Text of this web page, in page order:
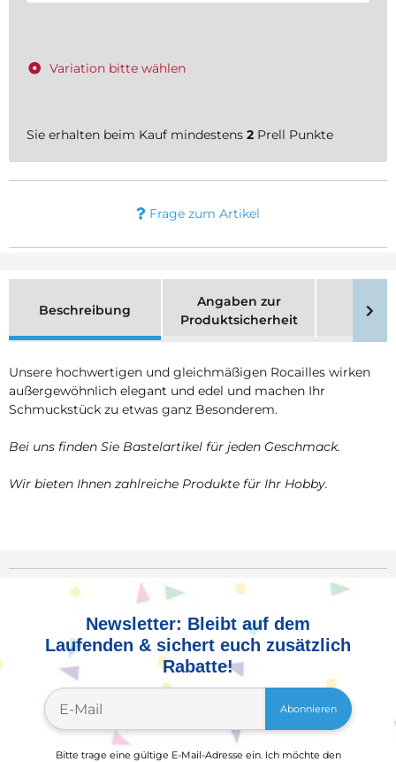
Variation bitte wählen
Sie erhalten beim Kauf mindestens 2 Prell Punkte
Frage zum Artikel
Beschreibung
Angaben zur
Produktsicherheit
Unsere hochwertigen und gleichmäßigen Rocailles wirken
außergewöhnlich elegant und edel und machen Ihr
Schmuckstück zu etwas ganz Besonderem.
Bei uns finden Sie Bastelartikel für jeden Geschmack.
Wir bieten Ihnen zahlreiche Produkte für Ihr Hobby.
Newsletter: Bleibt auf dem
Laufenden & sichert euch zusätzlich
Rabatte!
Abonnieren
Bitte trage eine gültige E-Mail-Adresse ein. Ich möchte den